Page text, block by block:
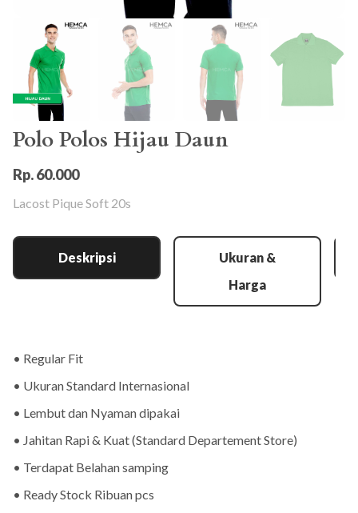
Polo Polos Hijau Daun
Rp. 60.000
Lacost Pique Soft 20s
Deskripsi
Ukuran &
Harga
• Regular Fit
• Ukuran Standard Internasional
• Lembut dan Nyaman dipakai
• Jahitan Rapi & Kuat (Standard Departement Store)
• Terdapat Belahan samping
• Ready Stock Ribuan pcs